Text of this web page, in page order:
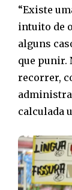
“Existe
intuito de
alguns
que punir.
recorrer,
calculada